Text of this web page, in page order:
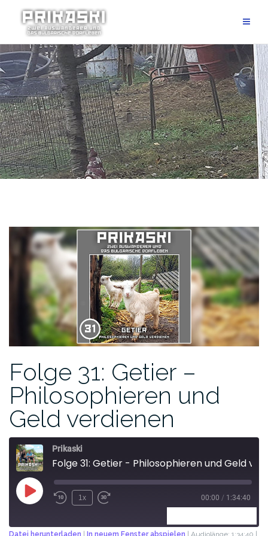
Folge 31: Getier –
Philosophieren und
Geld verdienen
Prikaski
1x 00:00 / 1:34:40